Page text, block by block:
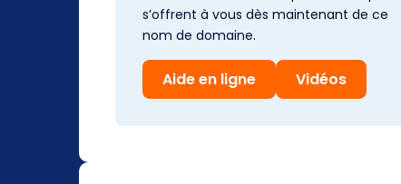
s’offrent à vous dès maintenant de ce
nom de domaine.
Aide en ligne Vidéos